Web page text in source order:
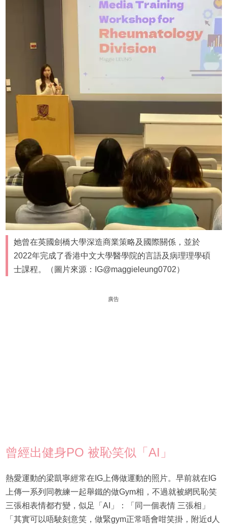
她曾在英國劍橋大學深造商業策略及國際關係，並於
2022年完成了香港中文大學醫學院的言語及病理理學碩
士課程。（圖片來源：IG@maggieleung0702）
廣告
曾經出健身PO 被恥笑似「AI」
熱愛運動的梁凱寧經常在IG上傳做運動的照片。早前就在IG
上傳一系列同教練一起舉鐵的做Gym相，不過就被網民恥笑
三張相表情都冇變，似足「AI」：「同一個表情 三張相」
「其實可以唔駛刻意笑，做緊gym正常唔會咁笑掛，附近d人